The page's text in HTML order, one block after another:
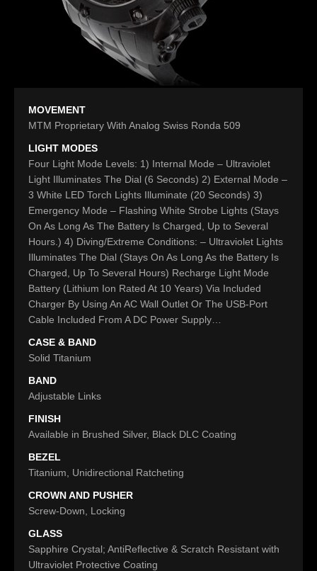
MOVEMENT
MTM Proprietary With Analog Swiss Ronda 509
LIGHT MODES
Four Light Mode Levels: 1) Internal Mode – Ultraviolet
Light Illuminates The Dial (6 Seconds) 2) External Mode –
3 White LED Torch Lights Illuminate (20 Seconds) 3)
Emergency Mode – Flashing White Strobe Lights (Stays
On As Long As The Battery Is Charged, Up to Several
Hours.) 4) Diving/Extreme Conditions: – Ultraviolet Lights
Illuminates The Dial (Stays On As Long As the Battery Is
Charged, Up To Several Hours) Recharge Light Mode
Battery (Lithium Ion Rated At 10 Years) Via Included
Charger By Using An AC Wall Outlet Or The USB-Port
Cable Included From A DC Power Supply…
CASE & BAND
Solid Titanium
BAND
Adjustable Links
FINISH
Available in Brushed Silver, Black DLC Coating
BEZEL
Titanium, Unidirectional Ratcheting
CROWN AND PUSHER
Screw-Down, Locking
GLASS
Sapphire Crystal; AntiReflective & Scratch Resistant with
Ultraviolet Protective Coating